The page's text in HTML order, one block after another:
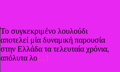
Το συγκεκριμένο λουλούδι
αποτελεί μία δυναμική παρουσία
στην Ελλάδα τα τελευταία χρόνια,
απόλυτα λο(...)